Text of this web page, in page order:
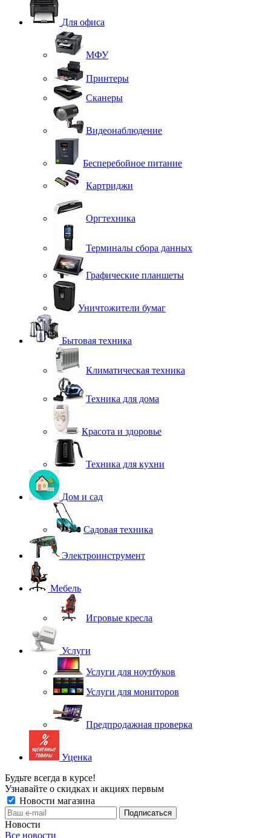
Для офиса
МФУ
Принтеры
Сканеры
Видеонаблюдение
Бесперебойное питание
Картриджи
Оргтехника
Терминалы сбора данных
Графические планшеты
Уничтожители бумаг
Бытовая техника
Климатическая техника
Техника для дома
Красота и здоровье
Техника для кухни
Дом и сад
Садовая техника
Электроинструмент
Мебель
Игровые кресла
Услуги
Услуги для ноутбуков
Услуги для мониторов
Предпродажная проверка
Уценка
Будьте всегда в курсе!
Узнавайте о скидках и акциях первым
Новости магазина
Новости
Все новости